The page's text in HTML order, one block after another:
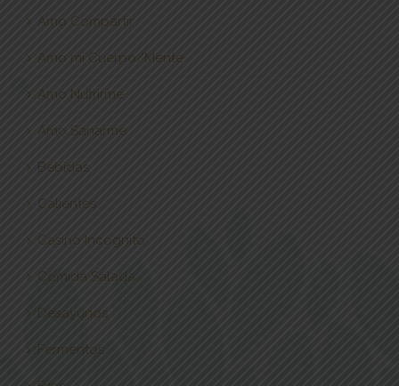
Amo Compartir
Amo mi Cuerpo/Mente
Amo Nutrirme
Amo Sanarme
Bebidas
Calientes
Casino Incognito
Comida Salada
Desayunos
Fermentos